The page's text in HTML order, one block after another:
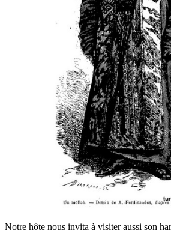
Notre hôte nous invita à visiter aussi son